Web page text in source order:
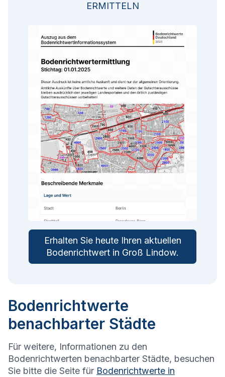
ERMITTELN
Erhalten Sie heute Ihren aktuellen
Bodenrichtwert in Groß Lindow.
Bodenrichtwerte
benachbarter Städte
Für weitere, Informationen zu den
Bodenrichtwerten benachbarter Städte, besuchen
Sie bitte die Seite für Bodenrichtwerte in